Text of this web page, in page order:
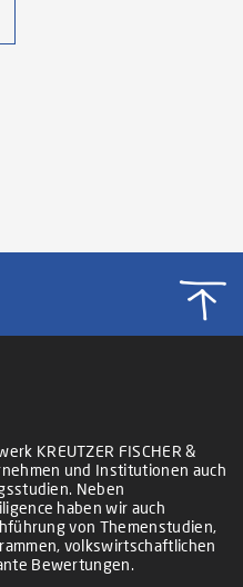
KREUTZER FISCHER &
und Institutionen auch
Neben
haben wir auch
von Themenstudien,
volkswirtschaftlichen
Bewertungen.